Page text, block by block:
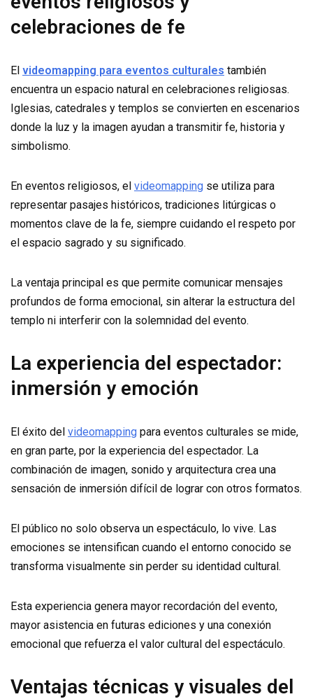
celebraciones de fe
El videomapping para eventos culturales también
encuentra un espacio natural en celebraciones religiosas.
Iglesias, catedrales y templos se convierten en escenarios
donde la luz y la imagen ayudan a transmitir fe, historia y
simbolismo.
En eventos religiosos, el videomapping se utiliza para
representar pasajes históricos, tradiciones litúrgicas o
momentos clave de la fe, siempre cuidando el respeto por
el espacio sagrado y su significado.
La ventaja principal es que permite comunicar mensajes
profundos de forma emocional, sin alterar la estructura del
templo ni interferir con la solemnidad del evento.
La experiencia del espectador:
inmersión y emoción
El éxito del videomapping para eventos culturales se mide,
en gran parte, por la experiencia del espectador. La
combinación de imagen, sonido y arquitectura crea una
sensación de inmersión difícil de lograr con otros formatos.
El público no solo observa un espectáculo, lo vive. Las
emociones se intensifican cuando el entorno conocido se
transforma visualmente sin perder su identidad cultural.
Esta experiencia genera mayor recordación del evento,
mayor asistencia en futuras ediciones y una conexión
emocional que refuerza el valor cultural del espectáculo.
Ventajas técnicas y visuales del